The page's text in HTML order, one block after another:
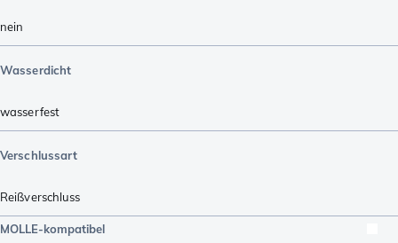
nein
Wasserdicht
wasserfest
Verschlussart
Reißverschluss
MOLLE-kompatibel